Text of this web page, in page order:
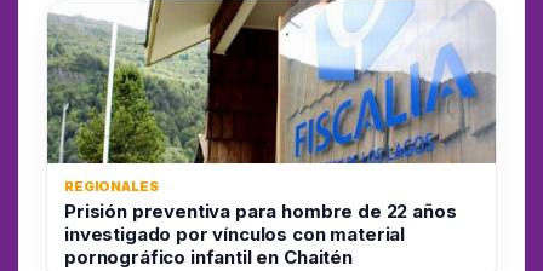
REGIONALES
Prisión preventiva para hombre de 22 años
investigado por vínculos con material
pornográfico infantil en Chaitén